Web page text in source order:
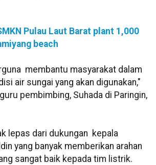
Pulau Laut Barat plant 1,000
beach
membantu masyarakat dalam
air sungai yang akan digunakan,"
pembimbing, Suhada di Paringin,
lepas dari dukungan kepala
yang banyak memberikan arahan
sangat baik kepada tim listrik.